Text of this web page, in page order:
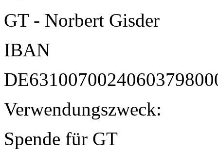
GT - Norbert Gisder
IBAN
Verwendungszweck:
Spende für GT